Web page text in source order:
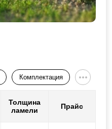
Комплектация
Толщина
ламели
Прайс